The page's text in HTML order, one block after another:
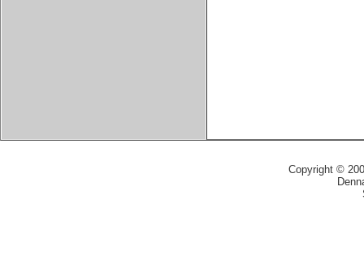
Copyright ©